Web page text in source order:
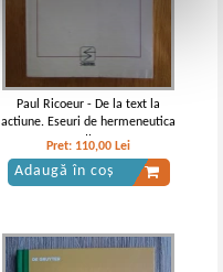
Paul Ricoeur - De la text la
actiune. Eseuri de hermeneutica
II
Pret: 110,00 Lei
Adaugă în coș